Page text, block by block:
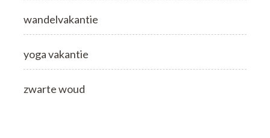
wandelvakantie
yoga vakantie
zwarte woud